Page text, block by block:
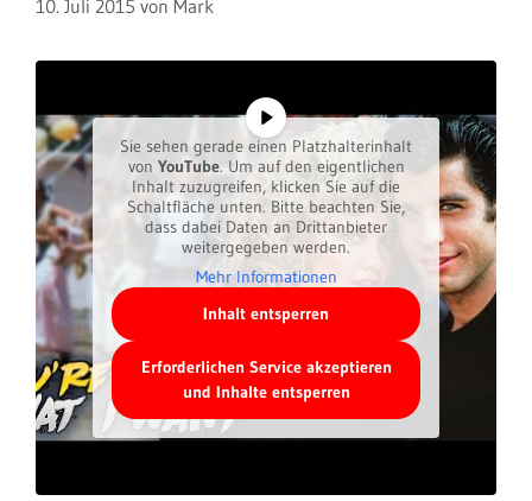
10. Juli 2015 von Mark
Sie sehen gerade einen Platzhalterinhalt
von YouTube. Um auf den eigentlichen
Inhalt zuzugreifen, klicken Sie auf die
Schaltfläche unten. Bitte beachten Sie,
dass dabei Daten an Drittanbieter
weitergegeben werden.
Mehr Informationen
Inhalt entsperren
Erforderlichen Service akzeptieren
und Inhalte entsperren